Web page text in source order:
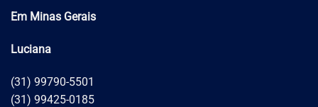
Em Minas Gerais
Luciana
(31) 99790-5501
(31) 99425-0185